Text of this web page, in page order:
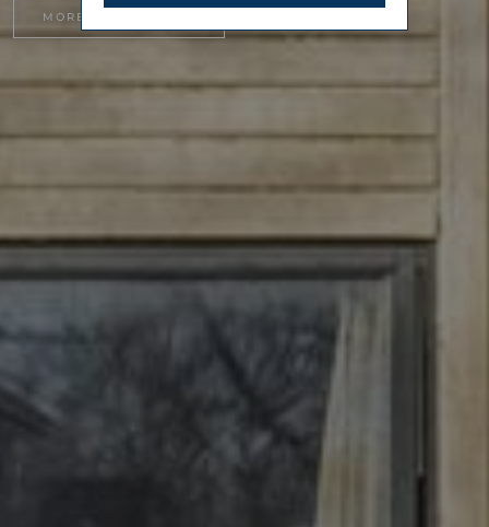
MORE INFORMATION